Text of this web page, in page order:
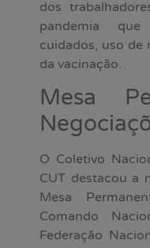
dos
pandemia
cuidados, uso de
da vacinação.
Mesa
O Coletivo
CUT destacou a
Mesa
Comando
Federação